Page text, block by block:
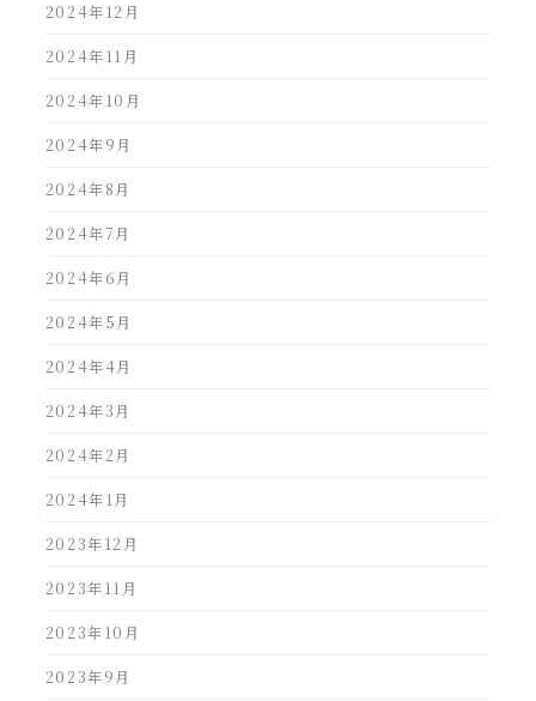
2024年12月
2024年11月
2024年10月
2024年9月
2024年8月
2024年7月
2024年6月
2024年5月
2024年4月
2024年3月
2024年2月
2024年1月
2023年12月
2023年11月
2023年10月
2023年9月